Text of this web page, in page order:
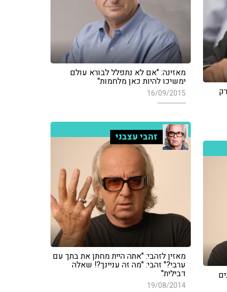
מאזינה: "אם לא נתפלל לבורא עולם
ימשיכו להיות כאן מלחמות"
16/09/2015
זהבי עצבני
מאזין לזהבי: "אתה היית מחתן את בתך עם
ערבי?" זהבי: "מה זה עניינך?! שאלה
דבילית"
19/08/2014